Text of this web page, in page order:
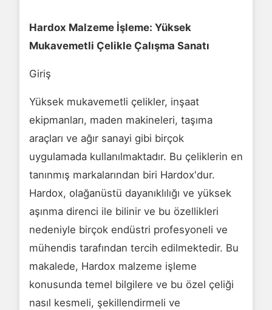
Hardox Malzeme İşleme: Yüksek
Mukavemetli Çelikle Çalışma Sanatı
Giriş
Yüksek mukavemetli çelikler, inşaat
ekipmanları, maden makineleri, taşıma
araçları ve ağır sanayi gibi birçok
uygulamada kullanılmaktadır. Bu çeliklerin en
tanınmış markalarından biri Hardox'dur.
Hardox, olağanüstü dayanıklılığı ve yüksek
aşınma direnci ile bilinir ve bu özellikleri
nedeniyle birçok endüstri profesyoneli ve
mühendis tarafından tercih edilmektedir. Bu
makalede, Hardox malzeme işleme
konusunda temel bilgilere ve bu özel çeliği
nasıl kesmeli, şekillendirmeli ve